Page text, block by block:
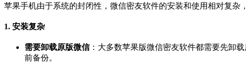
苹果手机由于系统的封闭性，微信密友软件的安装和使用相对复杂
1. 安装复杂
需要卸载原版微信：大多数苹果版微信密友软件都需要先卸
前备份。